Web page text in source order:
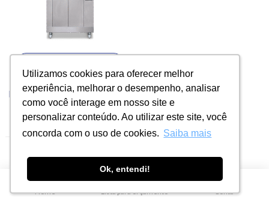
Utilizamos cookies para oferecer melhor
experiência, melhorar o desempenho, analisar
como você interage em nosso site e
personalizar conteúdo. Ao utilizar este site, você
concorda com o uso de cookies. Saiba mais
Ok, entendi!
Utilizamos cookies para oferecer melhor
experiência, melhorar o desempenho, analisar
como você interage em nosso site e
personalizar conteúdo. Ao utilizar este site, você
concorda com o uso de cookies. Saiba mais
Ok, entendi!
Home
0
Lista para orçamento Conta
Forno de Lastro – Moretti Forni, iDeck 72.72
(0)